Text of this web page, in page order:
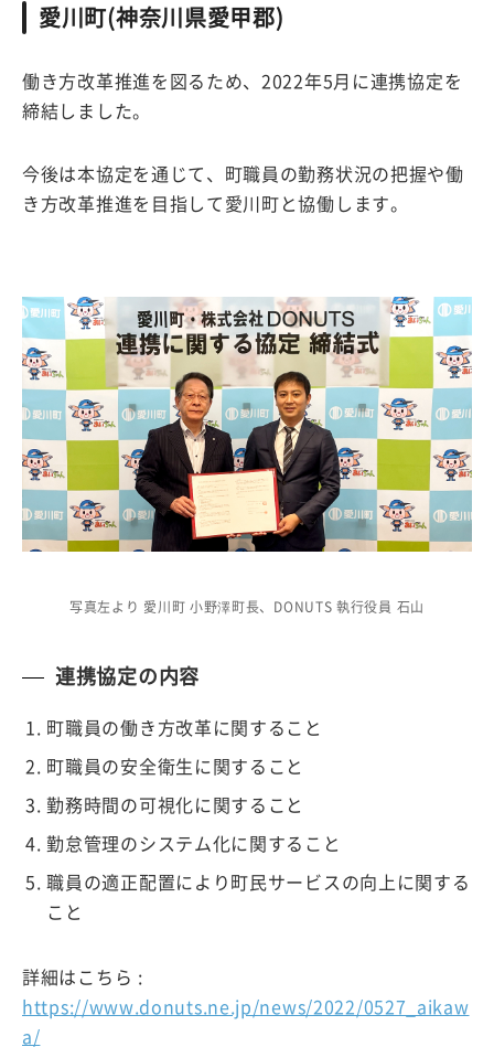
愛川町(神奈川県愛甲郡)
働き方改革推進を図るため、2022年5月に連携協定を
締結しました。
今後は本協定を通じて、町職員の勤務状況の把握や働
き方改革推進を目指して愛川町と協働します。
写真左より 愛川町 小野澤町長、DONUTS 執行役員 石山
連携協定の内容
町職員の働き方改革に関すること
町職員の安全衛生に関すること
勤務時間の可視化に関すること
勤怠管理のシステム化に関すること
職員の適正配置により町民サービスの向上に関する
こと
詳細はこちら :
https://www.donuts.ne.jp/news/2022/0527_aikaw
a/